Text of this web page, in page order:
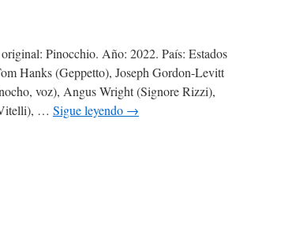
Pinocchio. Año: 2022. País: Estados
Hanks (Geppetto), Joseph Gordon-Levitt
voz), Angus Wright (Signore Rizzi),
… Sigue leyendo →